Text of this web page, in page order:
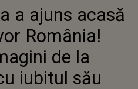
DE LA SURVIVOR
PRIMELE IMAGINI
LA REVEDEREA CU IUBITUL
a ajuns acasă
România!
de la
iubitul său